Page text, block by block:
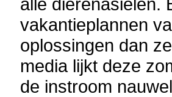
vakantieplannen
oplossingen dan
media lijkt deze
de instroom